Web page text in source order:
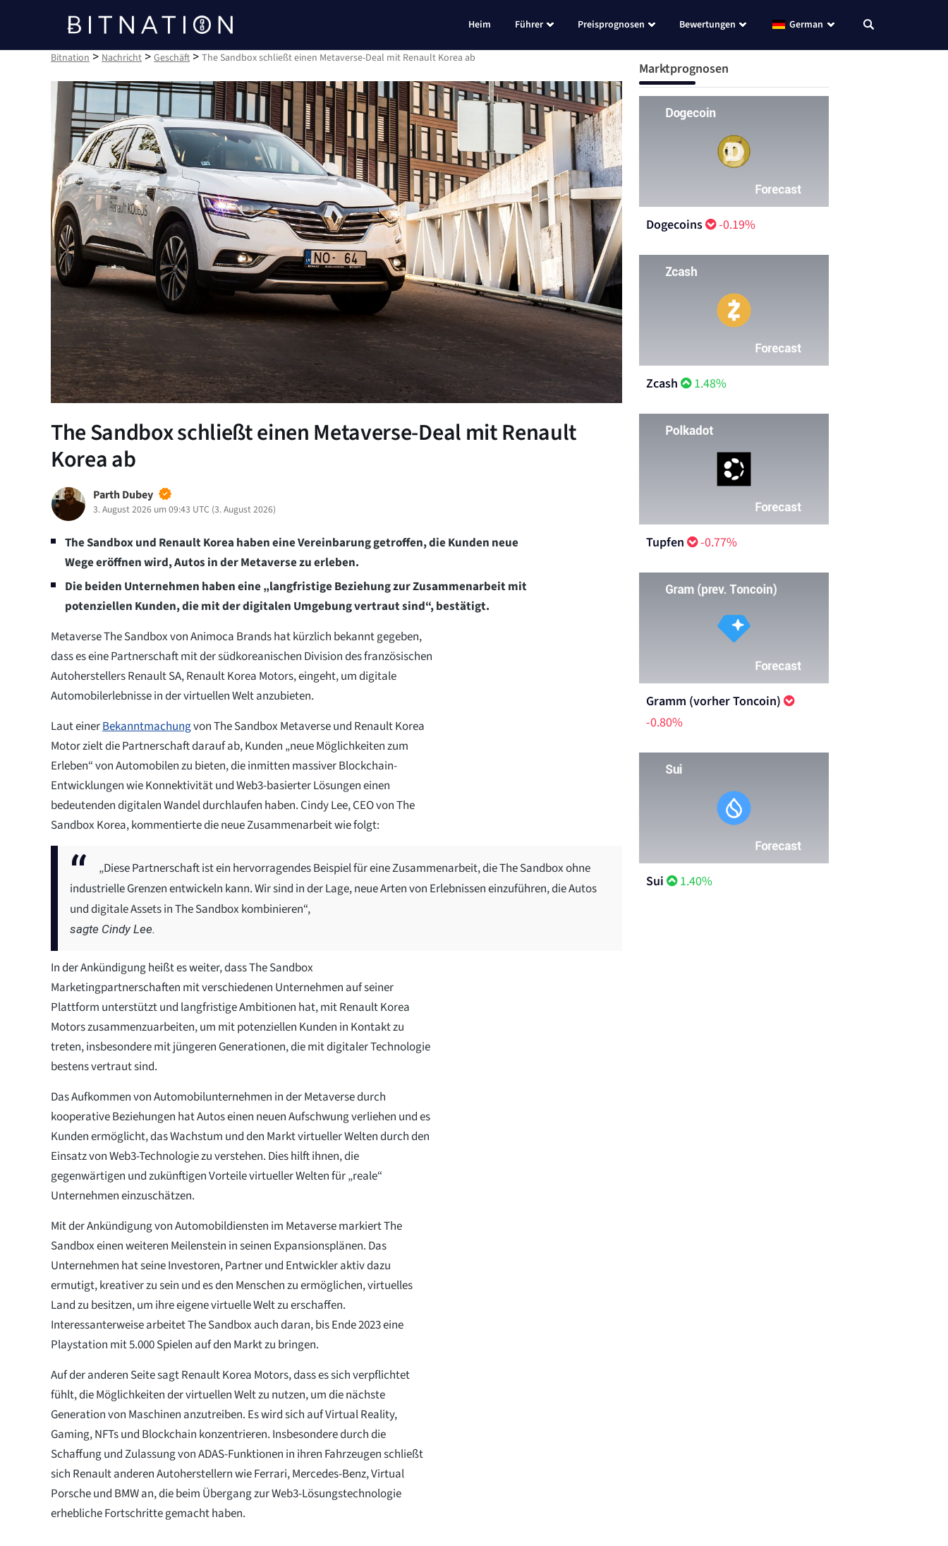
Bitnation
Heim Führer Preisprognosen Bewertungen German
Bitnation > Nachricht > Geschäft > The Sandbox schließt einen Metaverse-Deal mit Renault Korea ab
The Sandbox schließt einen Metaverse-Deal mit Renault
Korea ab
Parth Dubey
3. August 2026 um 09:43 UTC (3. August 2026)
The Sandbox und Renault Korea haben eine Vereinbarung getroffen, die Kunden neue
Wege eröffnen wird, Autos in der Metaverse zu erleben.
Die beiden Unternehmen haben eine „langfristige Beziehung zur Zusammenarbeit mit
potenziellen Kunden, die mit der digitalen Umgebung vertraut sind“, bestätigt.
Metaverse The Sandbox von Animoca Brands hat kürzlich bekannt gegeben,
dass es eine Partnerschaft mit der südkoreanischen Division des französischen
Autoherstellers Renault SA, Renault Korea Motors, eingeht, um digitale
Automobilerlebnisse in der virtuellen Welt anzubieten.
Laut einerBekanntmachungvon The Sandbox Metaverse und Renault Korea
Motor zielt die Partnerschaft darauf ab, Kunden „neue Möglichkeiten zum
Erleben“ von Automobilen zu bieten, die inmitten massiver Blockchain-
Entwicklungen wie Konnektivität und Web3-basierter Lösungen einen
bedeutenden digitalen Wandel durchlaufen haben. Cindy Lee, CEO von The
Sandbox Korea, kommentierte die neue Zusammenarbeit wie folgt:
„Diese Partnerschaft ist ein hervorragendes Beispiel für eine Zusammenarbeit, die The Sandbox ohne
industrielle Grenzen entwickeln kann. Wir sind in der Lage, neue Arten von Erlebnissen einzuführen, die Autos
und digitale Assets in The Sandbox kombinieren“,
sagte Cindy Lee.
In der Ankündigung heißt es weiter, dass The Sandbox
Marketingpartnerschaften mit verschiedenen Unternehmen auf seiner
Plattform unterstützt und langfristige Ambitionen hat, mit Renault Korea
Motors zusammenzuarbeiten, um mit potenziellen Kunden in Kontakt zu
treten, insbesondere mit jüngeren Generationen, die mit digitaler Technologie
bestens vertraut sind.
Das Aufkommen von Automobilunternehmen in der Metaverse durch
kooperative Beziehungen hat Autos einen neuen Aufschwung verliehen und es
Kunden ermöglicht, das Wachstum und den Markt virtueller Welten durch den
Einsatz von Web3-Technologie zu verstehen. Dies hilft ihnen, die
gegenwärtigen und zukünftigen Vorteile virtueller Welten für „reale“
Unternehmen einzuschätzen.
Mit der Ankündigung von Automobildiensten im Metaverse markiert The
Sandbox einen weiteren Meilenstein in seinen Expansionsplänen. Das
Unternehmen hat seine Investoren, Partner und Entwickler aktiv dazu
ermutigt, kreativer zu sein und es den Menschen zu ermöglichen, virtuelles
Land zu besitzen, um ihre eigene virtuelle Welt zu erschaffen.
Interessanterweise arbeitet The Sandbox auch daran, bis Ende 2023 eine
Playstation mit 5.000 Spielen auf den Markt zu bringen.
Auf der anderen Seite sagt Renault Korea Motors, dass es sich verpflichtet
fühlt, die Möglichkeiten der virtuellen Welt zu nutzen, um die nächste
Generation von Maschinen anzutreiben. Es wird sich auf Virtual Reality,
Gaming, NFTs und Blockchain konzentrieren. Insbesondere durch die
Schaffung und Zulassung von ADAS-Funktionen in ihren Fahrzeugen schließt
sich Renault anderen Autoherstellern wie Ferrari, Mercedes-Benz, Virtual
Porsche und BMW an, die beim Übergang zur Web3-Lösungstechnologie
erhebliche Fortschritte gemacht haben.
Marktprognosen
Dogecoins -0.19%
Zcash 1.48%
Tupfen -0.77%
Gramm (vorher Toncoin)
-0.80%
Sui 1.40%